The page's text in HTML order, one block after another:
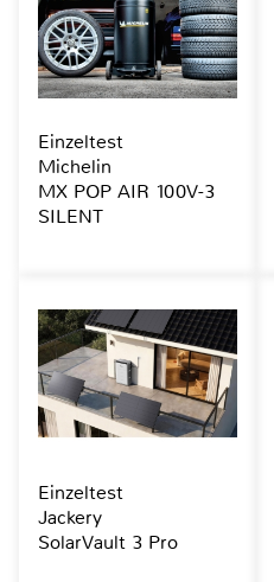
Einzeltest
Michelin
MX POP AIR 100V-3
SILENT
Einzeltest
Jackery
SolarVault 3 Pro